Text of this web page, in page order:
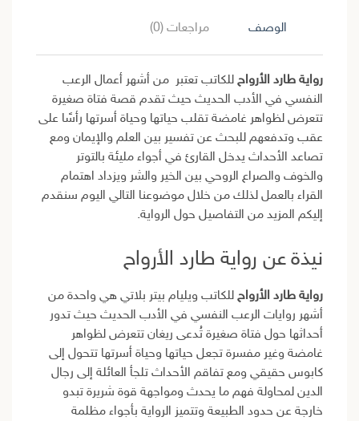
الوصف مراجعات (0)
رواية طارد الأرواح للكاتب تعتبر من أشهر أعمال الرعب
النفسي في الأدب الحديث حيث تقدم قصة فتاة صغيرة
تتعرض لظواهر غامضة تقلب حياتها وحياة أسرتها رأسًا على
عقب وتدفعهم للبحث عن تفسير بين العلم والإيمان ومع
تصاعد الأحداث يدخل القارئ في أجواء مليئة بالتوتر
والخوف والصراع الروحي بين الخير والشر ويزداد اهتمام
القراء بالعمل لذلك من خلال موضوعنا التالي اليوم سنقدم
إليكم المزيد من التفاصيل حول الرواية.
نيذة عن رواية طارد الأرواح
رواية طارد الأرواح للكاتب ويليام بيتر بلاتي هي واحدة من
أشهر روايات الرعب النفسي في الأدب الحديث حيث تدور
أحداثها حول فتاة صغيرة تُدعى ريغان تتعرض لظواهر
غامضة وغير مفسرة تجعل حياتها وحياة أسرتها تتحول إلى
كابوس حقيقي ومع تفاقم الأحداث تلجأ العائلة إلى رجال
الدين لمحاولة فهم ما يحدث ومواجهة قوة شريرة تبدو
خارجة عن حدود الطبيعة وتتميز الرواية بأجواء مظلمة